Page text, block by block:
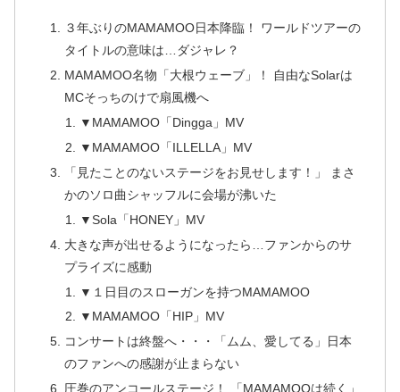
３年ぶりのMAMAMOO日本降臨！ ワールドツアーの
タイトルの意味は…ダジャレ？
MAMAMOO名物「大根ウェーブ」！ 自由なSolarは
MCそっちのけで扇風機へ
▼MAMAMOO「Dingga」MV
▼MAMAMOO「ILLELLA」MV
「見たことのないステージをお見せします！」 まさ
かのソロ曲シャッフルに会場が沸いた
▼Sola「HONEY」MV
大きな声が出せるようになったら…ファンからのサ
プライズに感動
▼１日目のスローガンを持つMAMAMOO
▼MAMAMOO「HIP」MV
コンサートは終盤へ・・・「ムム、愛してる」日本
のファンへの感謝が止まらない
圧巻のアンコールステージ！ 「MAMAMOOは続く」